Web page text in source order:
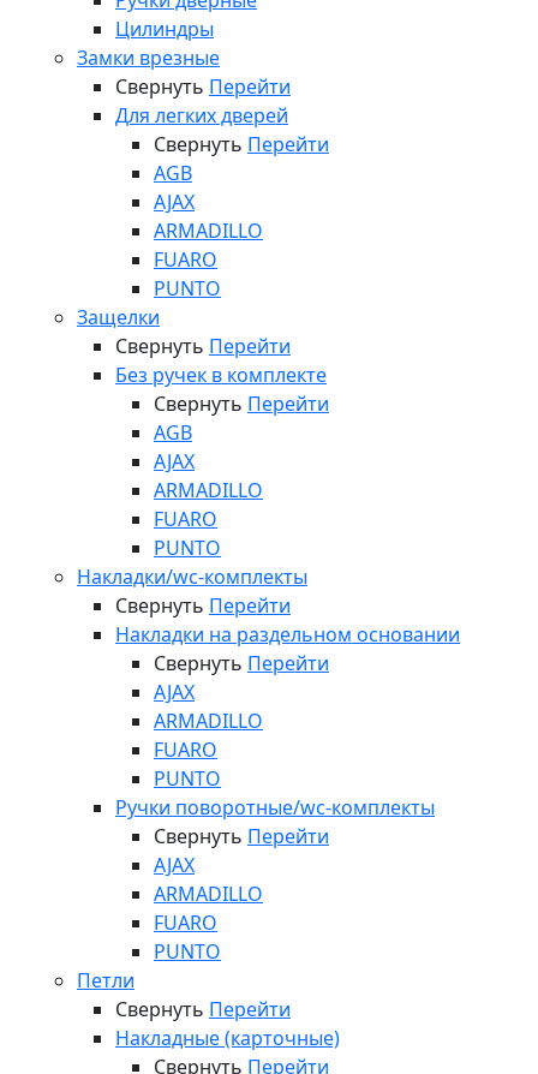
Цилиндры
Замки врезные
Свернуть Перейти
Для легких дверей
Свернуть Перейти
AGB
AJAX
ARMADILLO
FUARO
PUNTO
Защелки
Свернуть Перейти
Без ручек в комплекте
Свернуть Перейти
AGB
AJAX
ARMADILLO
FUARO
PUNTO
Накладки/wc-комплекты
Свернуть Перейти
Накладки на раздельном основании
Свернуть Перейти
AJAX
ARMADILLO
FUARO
PUNTO
Ручки поворотные/wc-комплекты
Свернуть Перейти
AJAX
ARMADILLO
FUARO
PUNTO
Петли
Свернуть Перейти
Накладные (карточные)
Свернуть Перейти